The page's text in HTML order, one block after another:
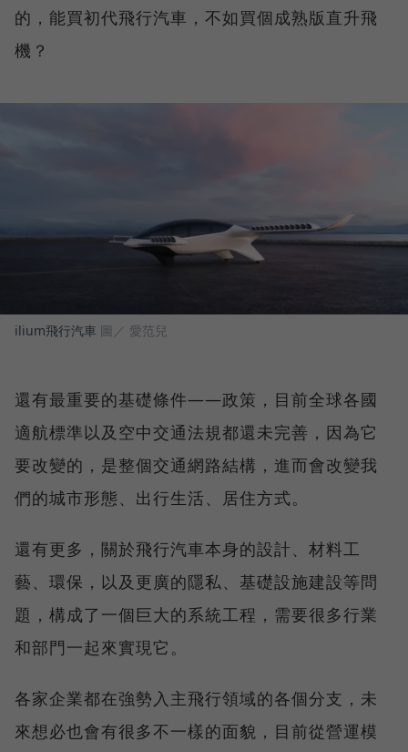
的，能買初代飛行汽車，不如買個成熟版直升飛
機？
ilium飛行汽車 圖／ 愛范兒
還有最重要的基礎條件——政策，目前全球各國
適航標準以及空中交通法規都還未完善，因為它
要改變的，是整個交通網路結構，進而會改變我
們的城市形態、出行生活、居住方式。
還有更多，關於飛行汽車本身的設計、材料工
藝、環保，以及更廣的隱私、基礎設施建設等問
題，構成了一個巨大的系統工程，需要很多行業
和部門一起來實現它。
各家企業都在強勢入主飛行領域的各個分支，未
來想必也會有很多不一樣的面貌，目前從營運模